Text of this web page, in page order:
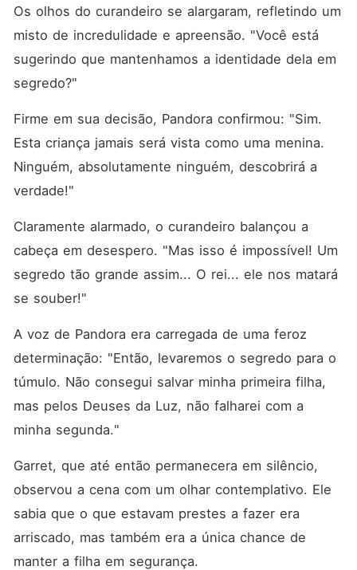
Os olhos do curandeiro se alargaram, refletindo um
misto de incredulidade e apreensão. "Você está
sugerindo que mantenhamos a identidade dela em
segredo?"
Firme em sua decisão, Pandora confirmou: "Sim.
Esta criança jamais será vista como uma menina.
Ninguém, absolutamente ninguém, descobrirá a
verdade!"
Claramente alarmado, o curandeiro balançou a
cabeça em desespero. "Mas isso é impossível! Um
segredo tão grande assim... O rei... ele nos matará
se souber!"
A voz de Pandora era carregada de uma feroz
determinação: "Então, levaremos o segredo para o
túmulo. Não consegui salvar minha primeira filha,
mas pelos Deuses da Luz, não falharei com a
minha segunda."
Garret, que até então permanecera em silêncio,
observou a cena com um olhar contemplativo. Ele
sabia que o que estavam prestes a fazer era
arriscado, mas também era a única chance de
manter a filha em segurança.